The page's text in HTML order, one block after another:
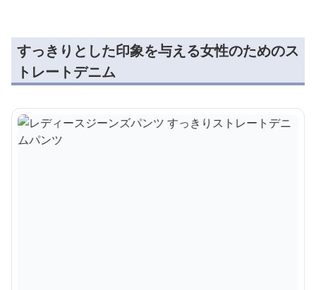
すっきりとした印象を与える女性のためのス
トレートデニム